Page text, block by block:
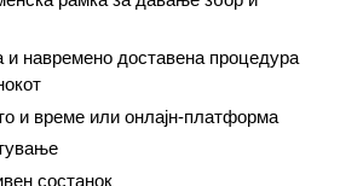
и навремено доставена процедура
и време или онлајн-платформа
состанок